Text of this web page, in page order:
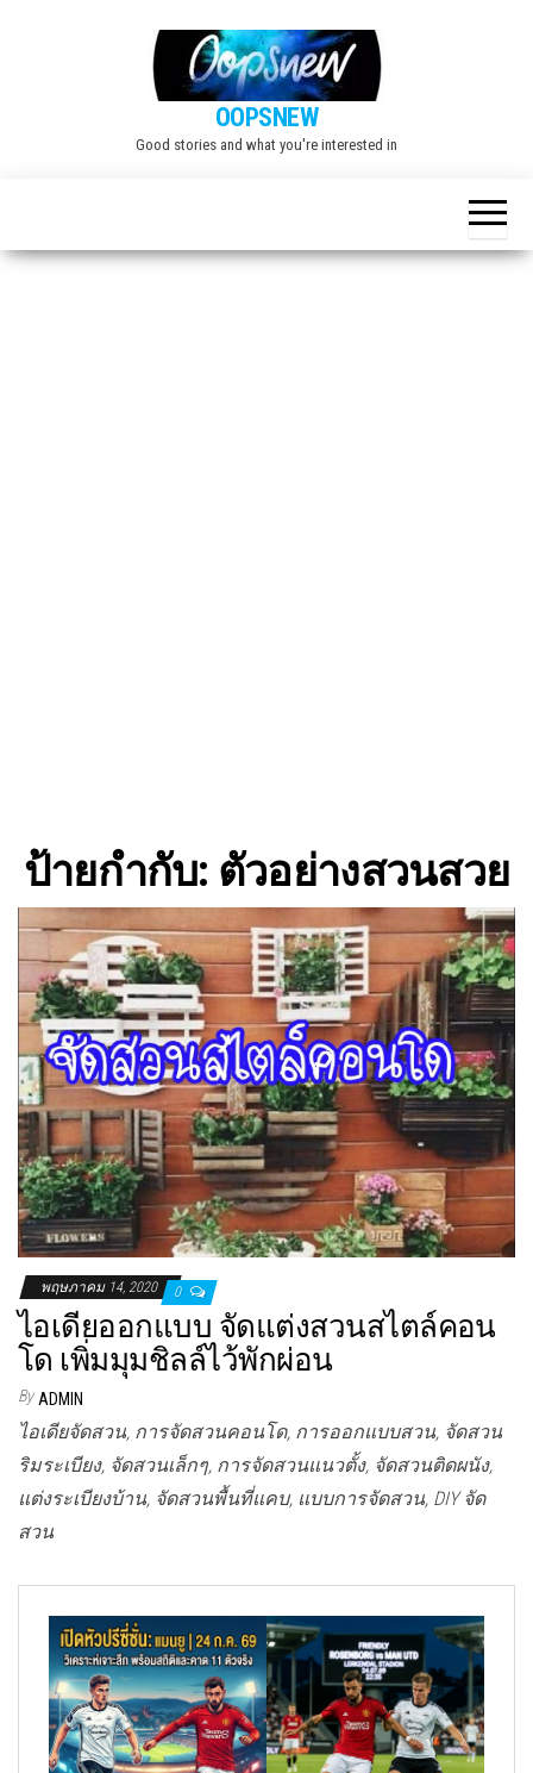
OOPSNEW
Good stories and what you're interested in
ป้ายกำกับ: ตัวอย่างสวนสวย
พฤษภาคม 14, 2020 0
ไอเดียออกแบบ จัดแต่งสวนสไตล์คอน
โด เพิ่มมุมชิลล์ไว้พักผ่อน
By ADMIN
ไอเดียจัดสวน, การจัดสวนคอนโด, การออกแบบสวน, จัดสวน
ริมระเบียง, จัดสวนเล็กๆ, การจัดสวนแนวตั้ง, จัดสวนติดผนัง,
แต่งระเบียงบ้าน, จัดสวนพื้นที่แคบ, แบบการจัดสวน, DIY จัด
สวน